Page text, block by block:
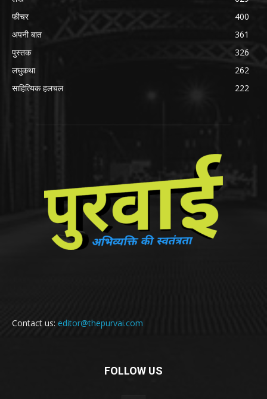
फीचर
400
अपनी बात
361
पुस्तक
326
लघुकथा
262
साहित्यिक हलचल
222
Contact us: editor@thepurvai.com
FOLLOW US